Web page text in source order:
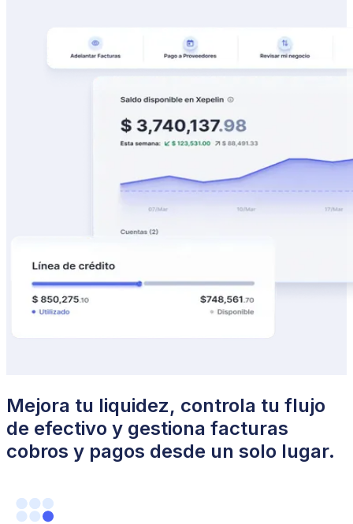
Mejora tu liquidez, controla tu flujo
de efectivo y gestiona facturas
cobros y pagos desde un solo lugar.